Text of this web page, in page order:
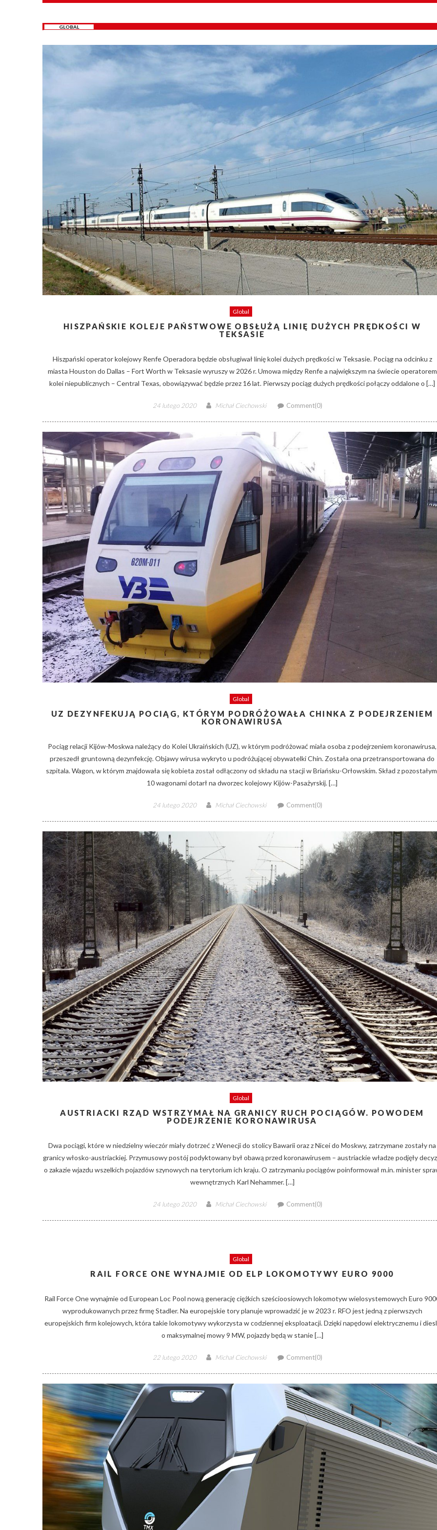
GLOBAL
Global
HISZPAŃSKIE KOLEJE PAŃSTWOWE OBSŁUŻĄ LINIĘ DUŻYCH PRĘDKOŚCI W
TEKSASIE
Hiszpański operator kolejowy Renfe Operadora będzie obsługiwał linię kolei dużych prędkości w Teksasie. Pociąg na odcinku z
miasta Houston do Dallas – Fort Worth w Teksasie wyruszy w 2026 r. Umowa między Renfe a największym na świecie operatorem
kolei niepublicznych – Central Texas, obowiązywać będzie przez 16 lat. Pierwszy pociąg dużych prędkości połączy oddalone o […]
Posted
24 lutego 2020 Author
Michał Ciechowski Comment(0)
Global
UZ DEZYNFEKUJĄ POCIĄG, KTÓRYM PODRÓŻOWAŁA CHINKA Z PODEJRZENIEM
KORONAWIRUSA
Pociąg relacji Kijów-Moskwa należący do Kolei Ukraińskich (UZ), w którym podróżować miała osoba z podejrzeniem koronawirusa,
przeszedł gruntowną dezynfekcję. Objawy wirusa wykryto u podróżującej obywatelki Chin. Została ona przetransportowana do
szpitala. Wagon, w którym znajdowała się kobieta został odłączony od składu na stacji w Briańsku-Orłowskim. Skład z
10 wagonami dotarł na dworzec kolejowy Kijów-Pasażyrskij. […]
Posted
24 lutego 2020 Author
Michał Ciechowski Comment(0)
Global
AUSTRIACKI RZĄD WSTRZYMAŁ NA GRANICY RUCH POCIĄGÓW. POWODEM
PODEJRZENIE KORONAWIRUSA
Dwa pociągi, które w niedzielny wieczór miały dotrzeć z Wenecji do stolicy Bawarii oraz z Nicei do Moskwy, zatrzymane zostały na
granicy włosko-austriackiej. Przymusowy postój podyktowany był obawą przed koronawirusem – austriackie władze podjęły
o zakazie wjazdu wszelkich pojazdów szynowych na terytorium ich kraju. O zatrzymaniu pociągów poinformował m.in. minister
wewnętrznych Karl Nehammer. […]
Posted
24 lutego 2020 Author
Michał Ciechowski Comment(0)
Global
RAIL FORCE ONE WYNAJMIE OD ELP LOKOMOTYWY EURO 9000
Rail Force One wynajmie od European Loc Pool nową generację ciężkich sześcioosiowych lokomotyw wielosystemowych Euro
wyprodukowanych przez firmę Stadler. Na europejskie tory planuje wprowadzić je w 2023 r. RFO jest jedną z pierwszych
europejskich firm kolejowych, która takie lokomotywy wykorzysta w codziennej eksploatacji. Dzięki napędowi elektrycznemu i
o maksymalnej mowy 9 MW, pojazdy będą w stanie […]
Posted
22 lutego 2020 Author
Michał Ciechowski Comment(0)